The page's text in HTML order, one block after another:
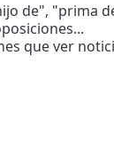
de", "prima
que ver